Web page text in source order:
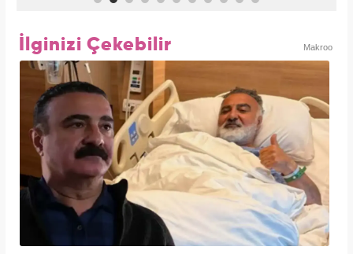
İlginizi Çekebilir Makroo